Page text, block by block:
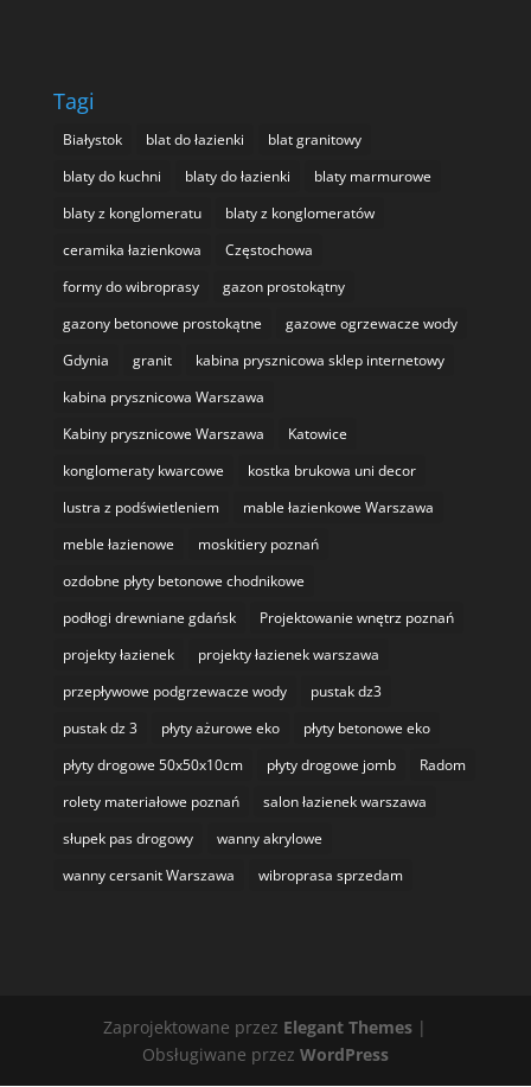
Tagi
Białystok blat do łazienki
blat granitowy
blaty do kuchni
blaty do łazienki
blaty marmurowe
blaty z konglomeratu
blaty z konglomeratów
ceramika łazienkowa
Częstochowa
formy do wibroprasy
gazon prostokątny
gazony betonowe prostokątne
gazowe ogrzewacze wody
Gdynia
granit
kabina prysznicowa sklep internetowy
kabina prysznicowa Warszawa
Kabiny prysznicowe Warszawa
Katowice
konglomeraty kwarcowe
kostka brukowa uni decor
lustra z podświetleniem
mable łazienkowe Warszawa
meble łazienowe
moskitiery poznań
ozdobne płyty betonowe chodnikowe
podłogi drewniane gdańsk
Projektowanie wnętrz poznań
projekty łazienek
projekty łazienek warszawa
przepływowe podgrzewacze wody
pustak dz3
pustak dz 3
płyty ażurowe eko
płyty betonowe eko
płyty drogowe 50x50x10cm
płyty drogowe jomb
Radom
rolety materiałowe poznań
salon łazienek warszawa
słupek pas drogowy
wanny akrylowe
wanny cersanit Warszawa
wibroprasa sprzedam
Zaprojektowane przez Elegant Themes |
Obsługiwane przez WordPress